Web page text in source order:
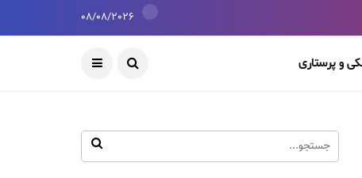
08/08/2026
و پرستاری